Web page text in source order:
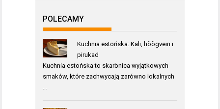
POLECAMY
Kuchnia estońska: Kali, hõõgvein i
pirukad
Kuchnia estońska to skarbnica wyjątkowych
smaków, które zachwycają zarówno lokalnych
…